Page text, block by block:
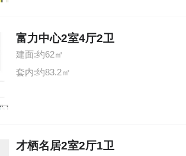
富力中心2室4厅2卫
建面:约62㎡
套内:约83.2㎡
才栖名居2室2厅1卫